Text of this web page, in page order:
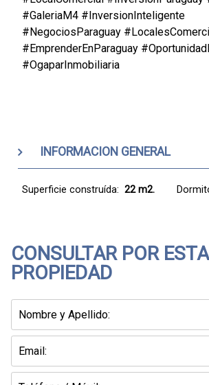
#GaleriaM4 #InversionInteligente
#NegociosParaguay
#EmprenderEnParaguay
#OgaparInmobiliaria
INFORMACION GENERAL
Superficie construída: 22 m2.
CONSULTAR POR ESTA
PROPIEDAD